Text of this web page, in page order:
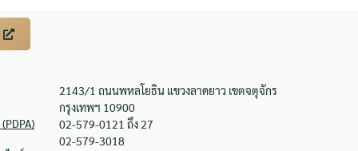
2143/1 ถนนพหลโยธิน แขวงลาดยาว เขตจตุจักร
กรุงเทพฯ 10900
02-579-0121 ถึง 27
02-579-3018